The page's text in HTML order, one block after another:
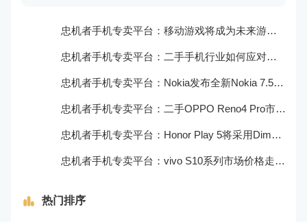
忠机者手机专卖平台：移动游戏将成为未来游戏市场的重要组成部分
忠机者手机专卖平台：二手手机行业如何应对大数据的应用
忠机者手机专卖平台：Nokia发布全新Nokia 7.5，搭载大电池和优化相机
忠机者手机专卖平台：二手OPPO Reno4 Pro市场价格持续上涨
忠机者手机专卖平台：Honor Play 5将采用Dimensity 800U芯片
忠机者手机专卖平台：vivo S10系列市场价格走势平稳
热门排序